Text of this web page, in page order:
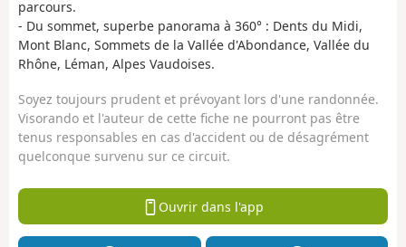
parcours.
- Du sommet, superbe panorama à 360° : Dents du Midi,
Mont Blanc, Sommets de la Vallée d'Abondance, Vallée du
Rhône, Léman, Alpes Vaudoises.
Soyez toujours prudent et prévoyant lors d'une randonnée.
Visorando et l'auteur de cette fiche ne pourront pas être
tenus responsables en cas d'accident ou de désagrément
quelconque survenu sur ce circuit.
Ouvrir dans l'app